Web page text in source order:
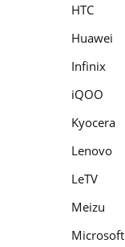
HTC
Huawei
Infinix
iQOO
Kyocera
Lenovo
LeTV
Meizu
Microsoft